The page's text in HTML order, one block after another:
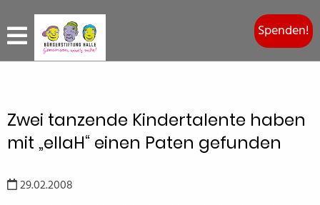
Spenden!
Zwei tanzende Kindertalente haben
mit „ellaH“ einen Paten gefunden
29.02.2008